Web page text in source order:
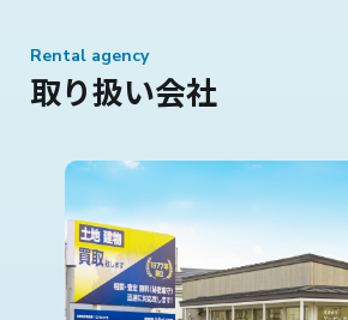
Rental agency
取り扱い会社